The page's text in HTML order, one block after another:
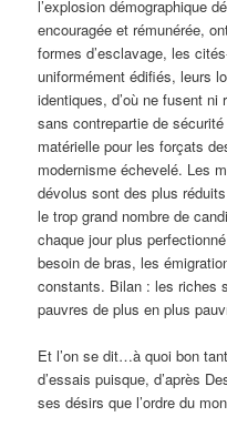
l’explosion démographique
encouragée et rémunérée,
formes d’esclavage, les
uniformément édifiés, leurs
identiques, d’où ne fusent
sans contrepartie de
matérielle pour les forçats
modernisme échevelé. Les
dévolus sont des plus
le trop grand nombre de
chaque jour plus
besoin de bras, les
constants. Bilan : les riches
pauvres de plus en plus
Et l’on se dit…à quoi bon
d’essais puisque, d’après
ses désirs que l’ordre du